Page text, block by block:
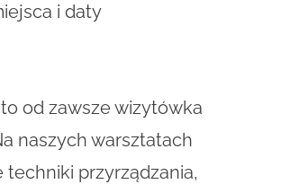
od zawsze wizytówka
naszych warsztatach
przyrządzania,
i daty